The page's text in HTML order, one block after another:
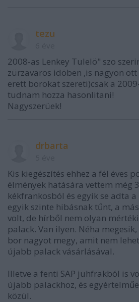
tezu
2008-as Lenkey Tulelö" szo
zürzavaros idöben ,is nagyon ott
erett borokat szereti)csak a
tudnam hozza hasonlitani!
Nagyszerüek!
drbarta
Kis kiegészítés ehhez a fél éves
élmények hatására vettem még
kékfrankosból és egyik se adta
egyik szinte hibásnak tűnt, a
volt, de hírből nem olyan
palack. Van ilyen. Néha
bor nagyot megy, amit nem
újabb palack vásárlásával.
Illetve a fenti SAP juhfrakból is
újabb palackhoz, és
közül.